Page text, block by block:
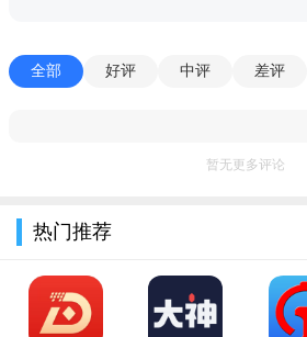
全部 好评 中评 差评
暂无更多评论
热门推荐